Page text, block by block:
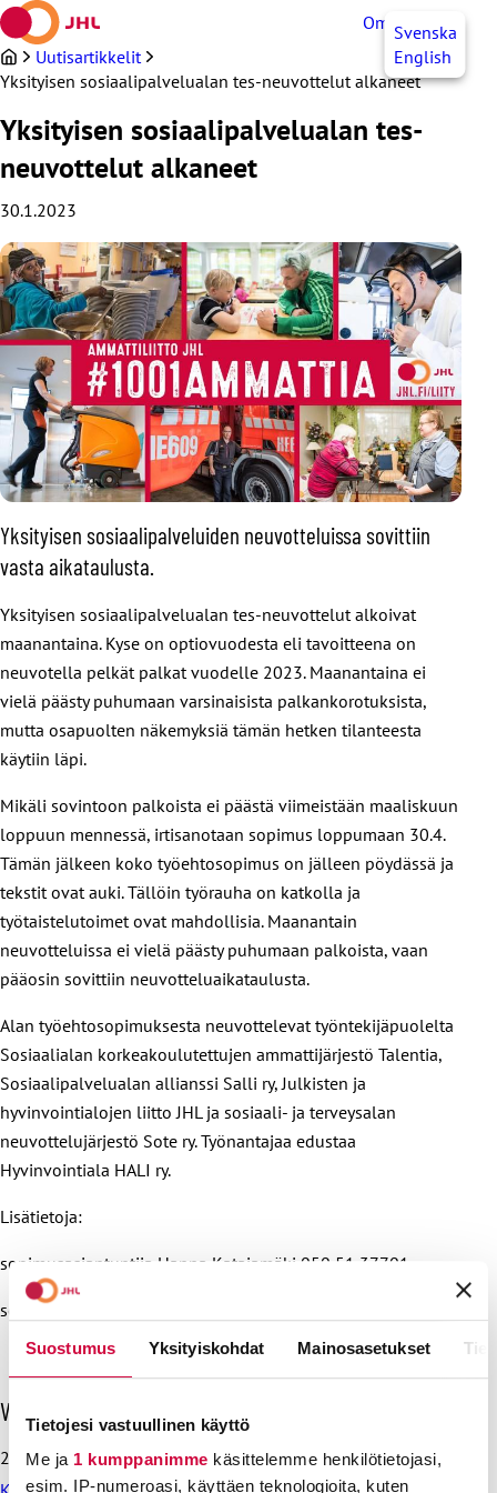
Suostumus Yksityiskohdat Mainosasetukset
Tietojesi vastuullinen käyttö
Me ja 1 kumppanimme käsittelemme henkilötietojasi,
esim. IP-numeroasi, käyttäen teknologioita, kuten
Siirry
sisältöön
OmaJHLSvenska
English
Uutisartikkelit
Yksityisen sosiaalipalvelualan tes-neuvottelut alkaneet
Yksityisen sosiaalipalvelualan tes-
neuvottelut alkaneet
30.1.2023
Yksityisen sosiaalipalveluiden neuvotteluissa sovittiin
vasta aikataulusta.
Yksityisen sosiaalipalvelualan tes-neuvottelut alkoivat
maanantaina. Kyse on optiovuodesta eli tavoitteena on
neuvotella pelkät palkat vuodelle 2023. Maanantaina ei
vielä päästy puhumaan varsinaisista palkankorotuksista,
mutta osapuolten näkemyksiä tämän hetken tilanteesta
käytiin läpi.
Mikäli sovintoon palkoista ei päästä viimeistään maaliskuun
loppuun mennessä, irtisanotaan sopimus loppumaan 30.4.
Tämän jälkeen koko työehtosopimus on jälleen pöydässä ja
tekstit ovat auki. Tällöin työrauha on katkolla ja
työtaistelutoimet ovat mahdollisia. Maanantain
neuvotteluissa ei vielä päästy puhumaan palkoista, vaan
pääosin sovittiin neuvotteluaikataulusta.
Alan työehtosopimuksesta neuvottelevat työntekijäpuolelta
Sosiaalialan korkeakoulutettujen ammattijärjestö Talentia,
Sosiaalipalvelualan allianssi Salli ry, Julkisten ja
hyvinvointialojen liitto JHL ja sosiaali- ja terveysalan
neuvottelujärjestö Sote ry. Työnantajaa edustaa
Hyvinvointiala HALI ry.
Lisätietoja:
sopimusasiantuntija Hanna Katajamäki 050 51 37701
sopimusasiantuntija Tanja Tuunainen-Vainio
O
h
i
t
Viimeisimmät uutiset
28.7.2026